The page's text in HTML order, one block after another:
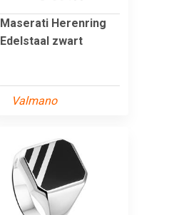
Maserati Herenring
Edelstaal zwart
Valmano